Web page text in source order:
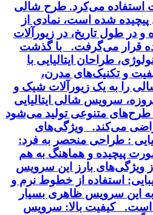
استفاده می‌کرد. طرح شالی
شده است، نمادی از
و در طول تاریخ، در زیورآلات
قرار می‌گرفت. با گذشت
طراحان ایتالیایی با
و تکنیک‌های مدرن،
را به یک زیورآلات شیک و
سرویس شالی ایتالیایی
طرح‌های متنوعی تولید می‌شود
می‌کند. ویژگی‌های
: طراحی منحصر به فرد:
پیچیده و هماهنگ به هم
بارز این سرویس
استفاده از خطوط نرم و
این سرویس ظاهری بسیار
است. کیفیت بالا: سرویس